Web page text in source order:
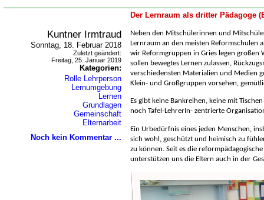
Der Lernraum als dritter Pädagoge
Kuntner Irmtraud
Sonntag, 18. Februar 2018
Zuletzt geändert:
Freitag, 25. Januar 2019
Kategorien:
Rolle Lehrperson
Lernumgebung
Lernen
Grundlagen
Gemeinschaft
Elternarbeit
Noch kein Kommentar ...
Neben den Mitschülerinnen und
Lernraum an den meisten Reformschulen
wir Reformgruppen in Gries legen großen
sollen bewegtes Lernen zulassen,
verschiedensten Materialien und Medien
Klein- und Großgruppen vorsehen,
Es gibt keine Bankreihen, keine mit
noch Tafel-LehrerIn- zentrierte
Ein Urbedürfnis eines jeden Menschen,
sich wohl, geschützt und heimisch zu
zu können. Seit es die
unterstützen uns die Eltern auch in der